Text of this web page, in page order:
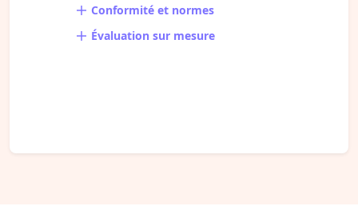
Conformité et normes
Évaluation sur mesure